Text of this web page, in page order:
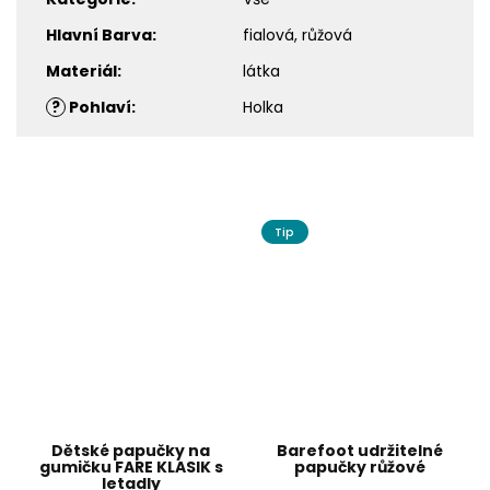
Hlavní Barva:
fialová, růžová
Materiál:
látka
? Pohlaví: Holka
Dětské papučky na
gumičku FARE KLASIK s
letadly
Tip
Barefoot udržitelné
papučky růžové